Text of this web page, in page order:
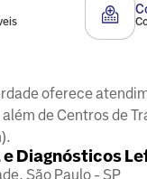
oferece
de Centros de
Diagnósticos
São Paulo - SP